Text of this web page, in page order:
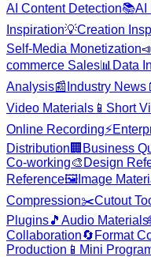
AI Content Detection📚AI
Inspiration💡Creation
Self-Media Monetization
commerce Sales📊 Data
Analysis📰 Industry News
Video Materials 📱 Short
Online Recording⚡
Distribution 🏢 Business
Co-working🎨 Design
Reference🖼️ Image
Compression✂️Cutout
Plugins🎵 Audio Materials
Collaboration🔄 Format
Production 📱 Mini